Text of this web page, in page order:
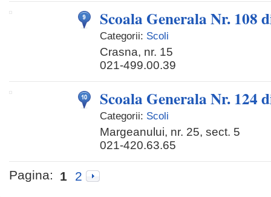
Scoala Generala Nr. 108
Categorii: Scoli
Crasna, nr. 15
021-499.00.39
Scoala Generala Nr. 124
Categorii: Scoli
Margeanului, nr. 25, sect. 5
021-420.63.65
Pagina: 1 2